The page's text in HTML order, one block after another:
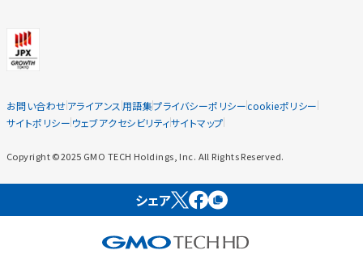
お問い合わせアライアンス 用語集プライバシーポリシーcookieポリシー
サイトポリシー ウェブアクセシビリティサイトマップ
Copyright ©2025 GMO TECH Holdings, Inc. All Rights Reserved.
シェア